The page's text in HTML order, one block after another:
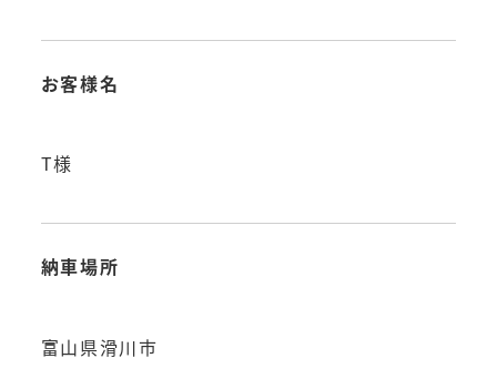
お客様名
T様
納車場所
富山県滑川市